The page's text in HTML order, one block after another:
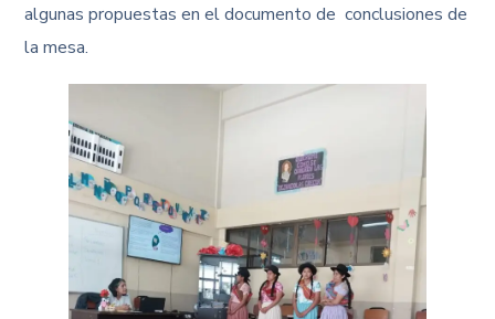
algunas propuestas en el documento de conclusiones de
la mesa.